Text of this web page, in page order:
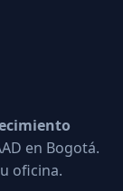
en Bogotá.
oficina.